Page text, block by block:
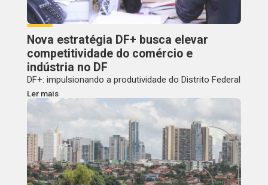
Nova estratégia DF+ busca elevar
competitividade do comércio e
indústria no DF
DF+: impulsionando a produtividade do Distrito Federal
Ler mais